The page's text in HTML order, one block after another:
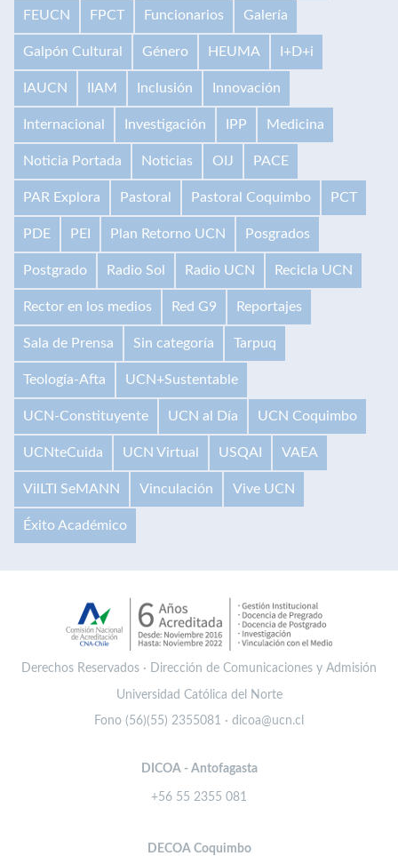
FEUCN FPCT Funcionarios Galería
Galpón Cultural Género HEUMA I+D+i
IAUCN IIAM Inclusión Innovación
Internacional Investigación IPP Medicina
Noticia Portada Noticias OIJ PACE
PAR Explora Pastoral Pastoral Coquimbo PCT
PDE PEI Plan Retorno UCN Posgrados
Postgrado Radio Sol Radio UCN Recicla UCN
Rector en los medios Red G9 Reportajes
Sala de Prensa Sin categoría Tarpuq
Teología-Afta UCN+Sustentable
UCN-Constituyente UCN al Día UCN Coquimbo
UCNteCuida UCN Virtual USQAI VAEA
VilLTI SeMANN Vinculación Vive UCN
Éxito Académico
Derechos Reservados · Dirección de Comunicaciones y Admisión
Universidad Católica del Norte
Fono (56)(55) 2355081 · dicoa@ucn.cl
DICOA - Antofagasta
+56 55 2355 081
DECOA Coquimbo